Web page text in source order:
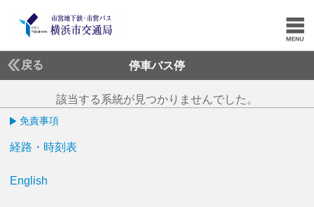
戻る 停車バス停
該当する系統が見つかりませんでした。
免責事項
経路・時刻表
English